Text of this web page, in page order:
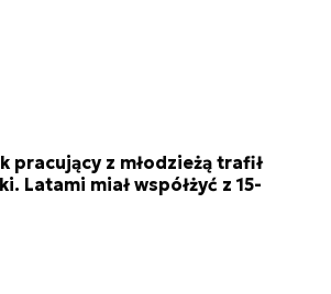
pracujący z młodzieżą trafił
Latami miał współżyć z 15-